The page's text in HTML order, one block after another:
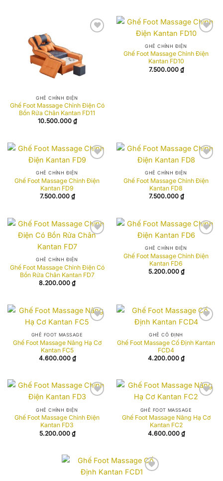
GHẾ CHỈNH ĐIỆN
Ghế Foot Massage Chỉnh Điện Có
Bồn Rửa Chân Kantan FD11
10.500.000 ₫
Add to
GHẾ CHỈNH ĐIỆN
Ghế Foot Massage Chỉnh Điện
Kantan FD10
7.500.000 ₫
GHẾ CHỈNH ĐIỆN
Ghế Foot Massage Chỉnh Điện
Kantan FD9
7.500.000 ₫
GHẾ CHỈNH ĐIỆN
Ghế Foot Massage Chỉnh Điện
Kantan FD8
7.500.000 ₫
Add to
GHẾ CHỈNH ĐIỆN
Ghế Foot Massage Chỉnh Điện Có
Bồn Rửa Chân Kantan FD7
8.200.000 ₫
GHẾ CHỈNH ĐIỆN
Ghế Foot Massage Chỉnh Điện
Kantan FD6
5.200.000 ₫
Add to
GHẾ FOOT MASSAGE
Ghế Foot Massage Nâng Hạ Cơ
Kantan FC5
4.600.000 ₫
GHẾ CỐ ĐỊNH
Ghế Foot Massage Cố Định Kantan
FCD4
4.200.000 ₫
GHẾ CHỈNH ĐIỆN
Ghế Foot Massage Chỉnh Điện
Kantan FD3
5.200.000 ₫
GHẾ FOOT MASSAGE
Ghế Foot Massage Nâng Hạ Cơ
Kantan FC2
4.600.000 ₫